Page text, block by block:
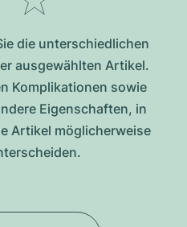
die unterschiedlichen
ausgewählten Artikel.
Komplikationen sowie
Eigenschaften, in
Artikel möglicherweise